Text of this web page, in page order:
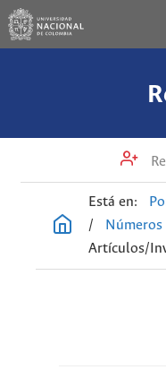
Está en:
/
Artículos/